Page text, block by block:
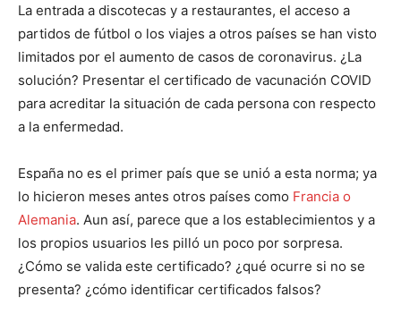
La entrada a discotecas y a restaurantes, el acceso a
partidos de fútbol o los viajes a otros países se han visto
limitados por el aumento de casos de coronavirus. ¿La
solución? Presentar el certificado de vacunación COVID
para acreditar la situación de cada persona con respecto
a la enfermedad.
España no es el primer país que se unió a esta norma; ya
lo hicieron meses antes otros países como Francia o
Alemania. Aun así, parece que a los establecimientos y a
los propios usuarios les pilló un poco por sorpresa.
¿Cómo se valida este certificado? ¿qué ocurre si no se
presenta? ¿cómo identificar certificados falsos?